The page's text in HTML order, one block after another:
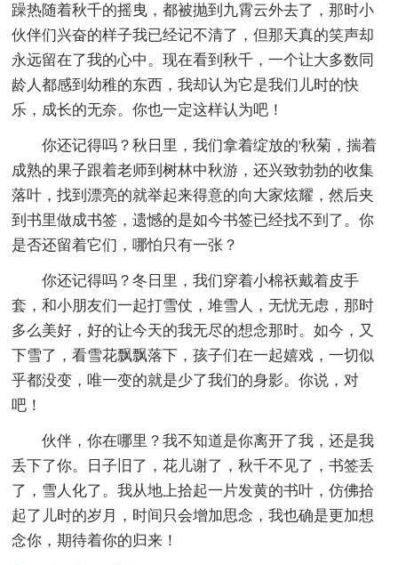
躁热随着秋千的摇曳，都被抛到九霄云外去了，那时小
伙伴们兴奋的样子我已经记不清了，但那天真的笑声却
永远留在了我的心中。现在看到秋千，一个让大多数同
龄人都感到幼稚的东西，我却认为它是我们儿时的快
乐，成长的无奈。你也一定这样认为吧！
你还记得吗？秋日里，我们拿着绽放的'秋菊，揣着
成熟的果子跟着老师到树林中秋游，还兴致勃勃的收集
落叶，找到漂亮的就举起来得意的向大家炫耀，然后夹
到书里做成书签，遗憾的是如今书签已经找不到了。你
是否还留着它们，哪怕只有一张？
你还记得吗？冬日里，我们穿着小棉袄戴着皮手
套，和小朋友们一起打雪仗，堆雪人，无忧无虑，那时
多么美好，好的让今天的我无尽的想念那时。如今，又
下雪了，看雪花飘飘落下，孩子们在一起嬉戏，一切似
乎都没变，唯一变的就是少了我们的身影。你说，对
吧！
伙伴，你在哪里？我不知道是你离开了我，还是我
丢下了你。日子旧了，花儿谢了，秋千不见了，书签丢
了，雪人化了。我从地上拾起一片发黄的书叶，仿佛拾
起了儿时的岁月，时间只会增加思念，我也确是更加想
念你，期待着你的归来！